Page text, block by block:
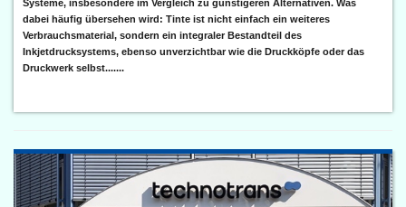
Systeme, insbesondere im Vergleich zu günstigeren Alternativen. Was
dabei häufig übersehen wird: Tinte ist nicht einfach ein weiteres
Verbrauchsmaterial, sondern ein integraler Bestandteil des
Inkjetdrucksystems, ebenso unverzichtbar wie die Druckköpfe oder das
Druckwerk selbst.......